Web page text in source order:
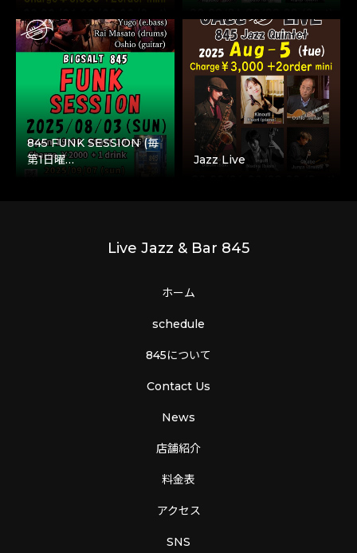
845 FUNK SESSION (毎
第1日曜…
Jazz Live
Live Jazz & Bar 845
ホーム
schedule
845について
Contact Us
News
店舗紹介
料金表
アクセス
SNS